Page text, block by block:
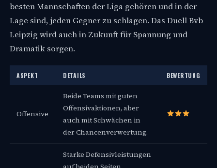
besten Mannschaften der Liga gehören und in der
Lage sind, jeden Gegner zu schlagen. Das Duell Bvb
Leipzig wird auch in Zukunft für Spannung und
Dramatik sorgen.
ASPEKT DETAILS BEWERTUNG
Offensive
Beide Teams mit guten
Offensivaktionen, aber
auch mit Schwächen in
der Chancenverwertung.
Starke Defensivleistungen